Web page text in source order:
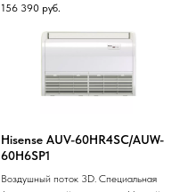
156 390 руб.
Hisense AUV-60HR4SC/AUW-
60H6SP1
Воздушный поток 3D. Специальная